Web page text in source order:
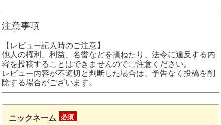
注意事項
【レビュー記入時のご注意】
他人の権利、利益、名誉などを損ねたり、法令に違反する内
容を投稿することはできませんのでご注意ください。
レビュー内容が不適切と判断した場合は、予告なく投稿を削
除する場合がございます。
ニックネーム